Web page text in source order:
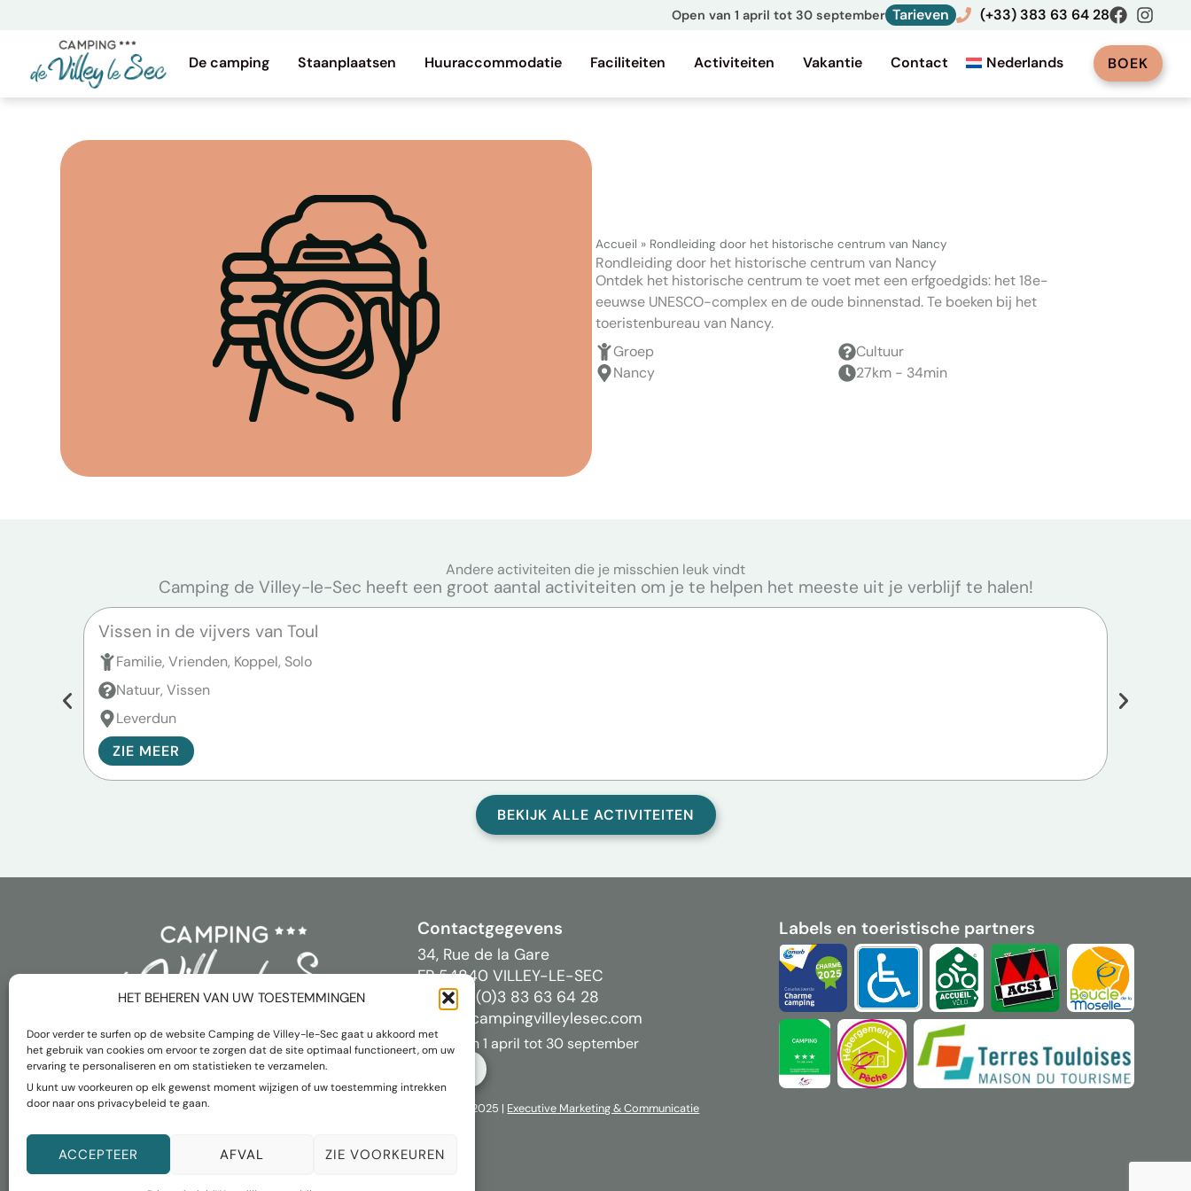
HET BEHEREN VAN UW TOESTEMMINGEN
Door verder te surfen op de website Camping de Villey-le-Sec gaat u akkoord met
het gebruik van cookies om ervoor te zorgen dat de site optimaal functioneert, om uw
ervaring te personaliseren en om statistieken te verzamelen.
U kunt uw voorkeuren op elk gewenst moment wijzigen of uw toestemming intrekken
door naar ons privacybeleid te gaan.
ACCEPTEER AFVAL ZIE VOORKEUREN
inhoud
Open van 1 april tot 30 september Tarieven (+33) 383 63 64 28
De camping Staanplaatsen Huuraccommodatie Faciliteiten Activiteiten Vakantie Contact Nederlands BOEK
Accueil » Rondleiding door het historische centrum van Nancy
Rondleiding door het historische centrum van Nancy
Ontdek het historische centrum te voet met een erfgoedgids: het 18e-
eeuwse UNESCO-complex en de oude binnenstad. Te boeken bij het
toeristenbureau van Nancy.
Groep
Cultuur
Nancy
27km - 34min
Andere activiteiten die je misschien leuk vindt
Camping de Villey-le-Sec heeft een groot aantal activiteiten om je te helpen het meeste uit je verblijf te halen!
Vissen in de vijvers van Toul
Familie, Vrienden, Koppel, Solo
Natuur, Vissen
Leverdun
ZIE MEER
BEKIJK ALLE ACTIVITEITEN
Français Nederlands
English
Juridische informatie Privacybeleid – Algemene voorwaarden–
Contactgegevens
34, Rue de la Gare
FR 54840 VILLEY-LE-SEC
Tel: +33 (0)3 83 63 64 28
info[@]campingvilleylesec.com
Open van 1 april tot 30 september
Copyright 2025 | Executive Marketing & Communicatie
Labels en toeristische partners